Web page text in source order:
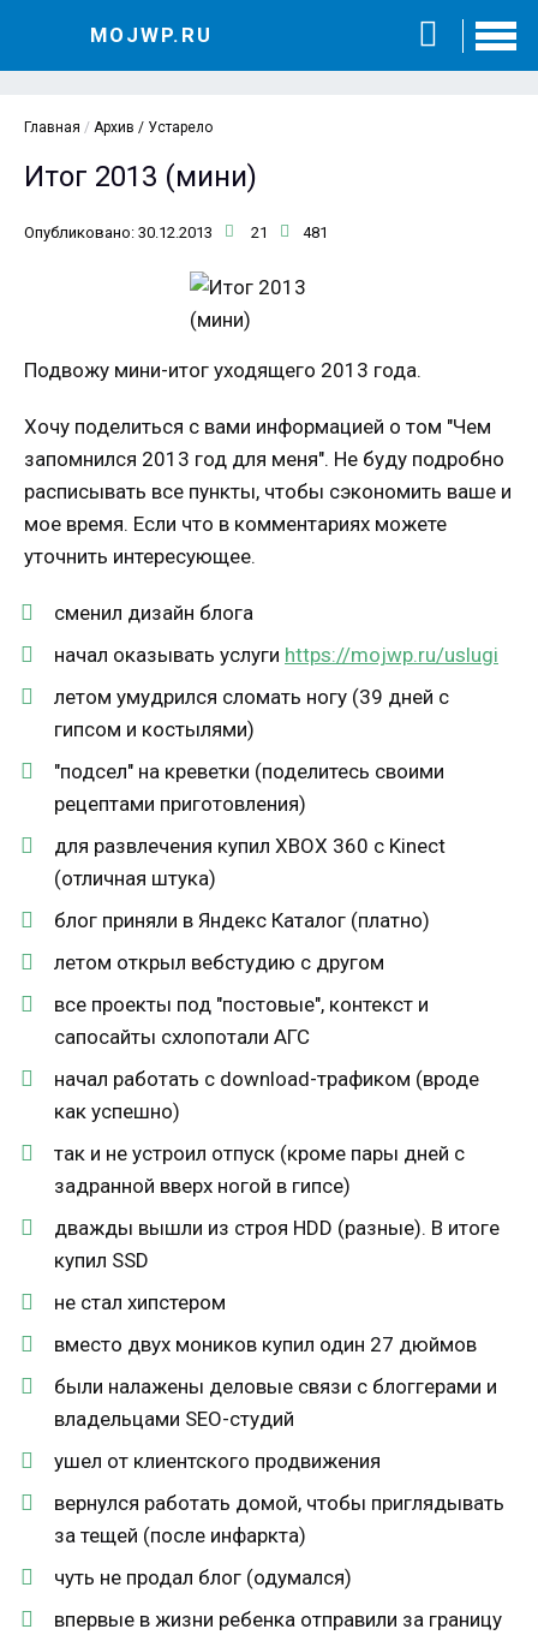
MOJWP.RU
Главная / Архив / Устарело
Итог 2013 (мини)
Опубликовано: 30.12.2013 21 481
Подвожу мини-итог уходящего 2013 года.
Хочу поделиться с вами информацией о том "Чем
запомнился 2013 год для меня". Не буду подробно
расписывать все пункты, чтобы сэкономить ваше и
мое время. Если что в комментариях можете
уточнить интересующее.
сменил дизайн блога
начал оказывать услуги https://mojwp.ru/uslugi
летом умудрился сломать ногу (39 дней с
гипсом и костылями)
"подсел" на креветки (поделитесь своими
рецептами приготовления)
для развлечения купил XBOX 360 с Kinect
(отличная штука)
блог приняли в Яндекс Каталог (платно)
летом открыл вебстудию с другом
все проекты под "постовые", контекст и
сапосайты схлопотали АГС
начал работать с download-трафиком (вроде
как успешно)
так и не устроил отпуск (кроме пары дней с
задранной вверх ногой в гипсе)
дважды вышли из строя HDD (разные). В итоге
купил SSD
не стал хипстером
вместо двух моников купил один 27 дюймов
были налажены деловые связи с блоггерами и
владельцами SEO-студий
ушел от клиентского продвижения
вернулся работать домой, чтобы приглядывать
за тещей (после инфаркта)
чуть не продал блог (одумался)
впервые в жизни ребенка отправили за границу